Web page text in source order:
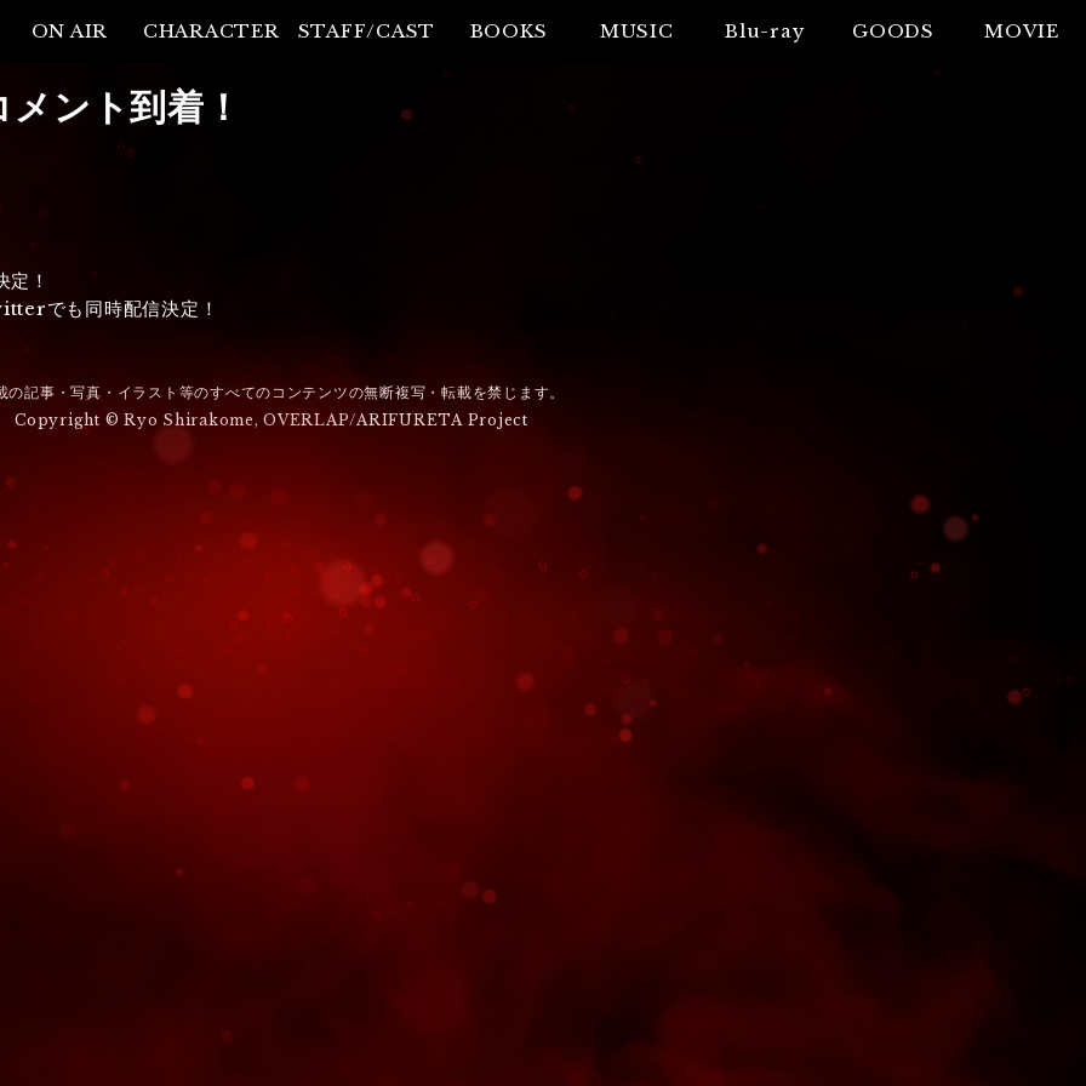
ON AIR CHARACTER STAFF/CAST BOOKS MUSIC Blu-ray GOODS MOVIE
ント到着！
！
でも同時配信決定！
の記事・写真・イラスト等のすべてのコンテンツの無断複写・転載を禁じます。
Copyright © Ryo Shirakome, OVERLAP/ARIFURETA Project